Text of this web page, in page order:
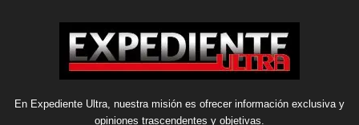
En Expediente Ultra, nuestra misión es ofrecer información exclusiva y
opiniones trascendentes y objetivas.